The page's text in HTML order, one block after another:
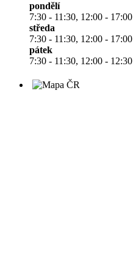
pondělí
7:30 - 11:30, 12:00 - 17:00
středa
7:30 - 11:30, 12:00 - 17:00
pátek
7:30 - 11:30, 12:00 - 12:30